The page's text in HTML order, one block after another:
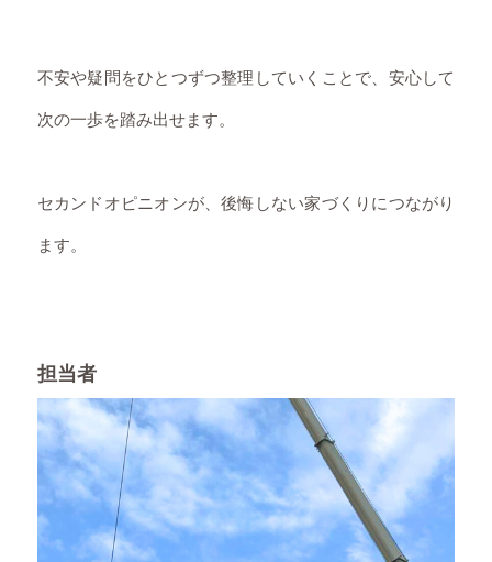
不安や疑問をひとつずつ整理していくことで、安心して
次の一歩を踏み出せます。
セカンドオピニオンが、後悔しない家づくりにつながり
ます。
担当者